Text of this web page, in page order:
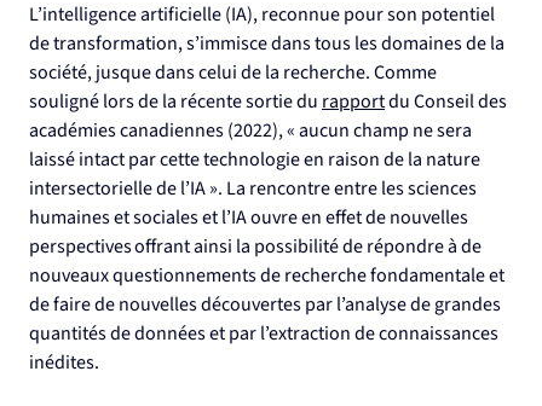
L’intelligence artificielle (IA), reconnue pour son potentiel
de transformation, s’immisce dans tous les domaines de la
société, jusque dans celui de la recherche. Comme
souligné lors de la récente sortie du rapport du Conseil des
académies canadiennes (2022), « aucun champ ne sera
laissé intact par cette technologie en raison de la nature
intersectorielle de l’IA ». La rencontre entre les sciences
humaines et sociales et l’IA ouvre en effet de nouvelles
perspectives offrant ainsi la possibilité de répondre à de
nouveaux questionnements de recherche fondamentale et
de faire de nouvelles découvertes par l’analyse de grandes
quantités de données et par l’extraction de connaissances
inédites.